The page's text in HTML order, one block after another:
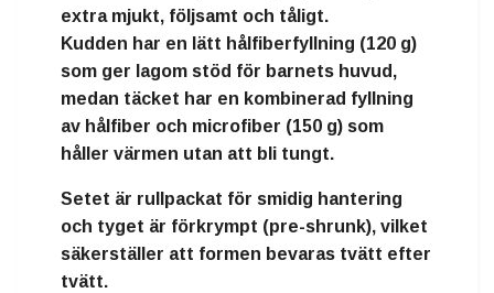
extra mjukt, följsamt och tåligt.
Kudden har en lätt hålfiberfyllning (120 g)
som ger lagom stöd för barnets huvud,
medan täcket har en kombinerad fyllning
av hålfiber och microfiber (150 g) som
håller värmen utan att bli tungt.
Setet är rullpackat för smidig hantering
och tyget är förkrympt (pre-shrunk), vilket
säkerställer att formen bevaras tvätt efter
tvätt.